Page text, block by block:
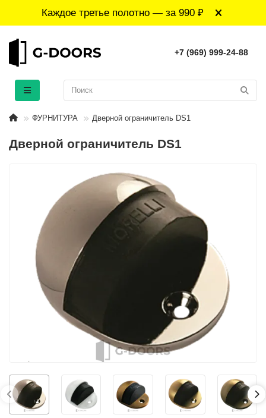
Каждое третье полотно — за 990 ₽
+7 (969) 999-24-88
ФУРНИТУРА Дверной ограничитель DS1
Дверной ограничитель DS1